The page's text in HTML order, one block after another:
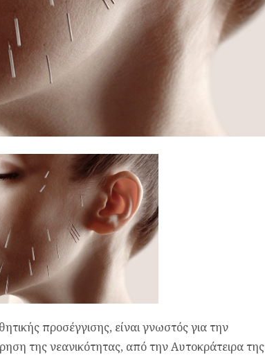
προσέγγισης, είναι γνωστός για την
της νεανικότητας, από την Αυτοκράτειρα της